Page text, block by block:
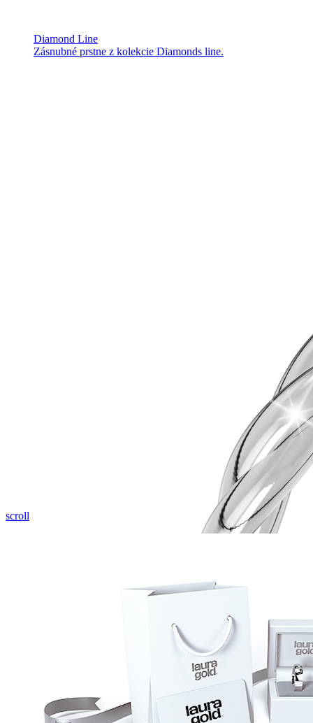
Diamond Line
Zásnubné prstne z kolekcie Diamonds line.
scroll